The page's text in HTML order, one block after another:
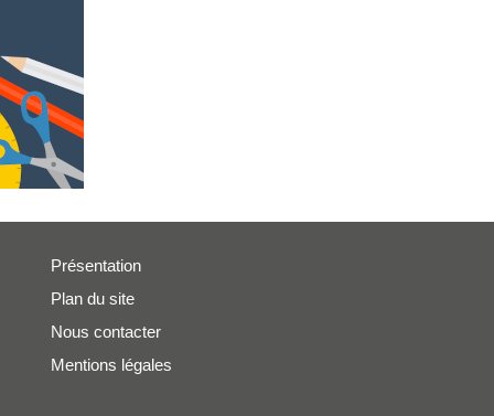
Présentation
Plan du site
Nous contacter
Mentions légales